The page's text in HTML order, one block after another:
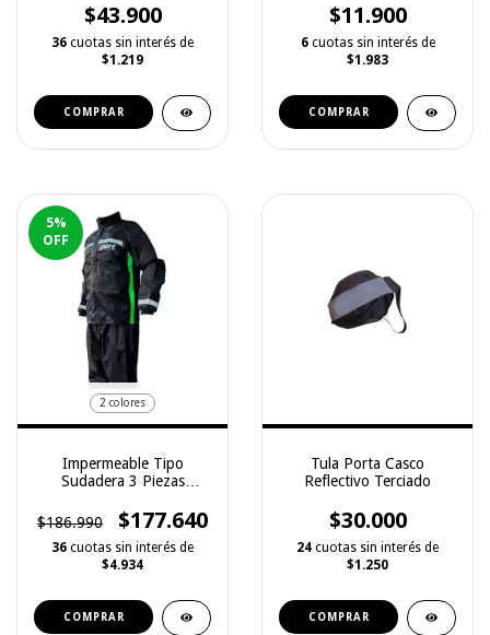
$43.900
36 cuotas sin interés de
$1.219
COMPRAR
$11.900
6cuotas sin interés de
$1.983
COMPRAR
5%
OFF
2 colores
Impermeable Tipo
Sudadera 3 Piezas
$186.990
$177.640
36 cuotas sin interés de
$4.934
COMPRAR
Tula Porta Casco
Reflectivo Terciado
$30.000
24 cuotas sin interés de
$1.250
COMPRAR